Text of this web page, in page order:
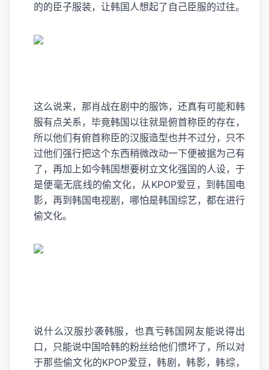
的的臣子服装，让韩国人想起了自己臣服的过往。
这么说来，那肖战在剧中的服饰，还真有可能和韩
服有点关系，毕竟韩国以往就是俯首称臣的存在，
所以他们有俯首称臣的汉服造型也并不过分，只不
过他们强行把这个东西稍微改动一下便被据为己有
了，再加上如今韩国想要树立文化强国的人设，于
是便毫无底线的偷文化，从KPOP爱豆，到韩国电
影，再到韩国电视剧，哪怕是韩国综艺，都在进行
偷文化。
说什么汉服抄袭韩服，也真亏韩国网友能说得出
口，只能说中国哈韩的粉丝给他们惯坏了，所以对
于那些偷文化的KPOP爱豆，韩剧，韩影，韩综，